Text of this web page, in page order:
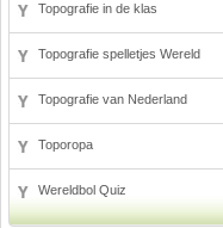
Topografie in de klas
Topografie spelletjes Wereld
Topografie van Nederland
Toporopa
Wereldbol Quiz